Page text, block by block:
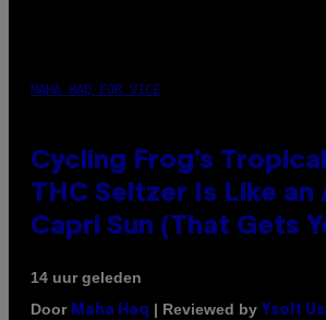
MAHA HAQ FOR VICE
Cycling Frog’s
THC Seltzer Is Like an
Capri Sun (That Gets
14 uur geleden
Door Maha Haq | Reviewed by Ysolt